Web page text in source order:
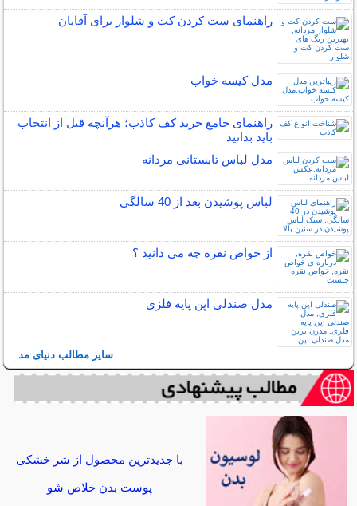
راهنمای ست کردن کت و شلوار برای آقایان
مدل کیسه خواب
راهنمای جامع خرید کف کاذب؛ هرآنچه قبل از انتخاب
باید بدانید
مدل لباس تابستانی مردانه
لباس پوشیدن بعد از 40 سالگی
از خواص نقره چه می دانید ؟
مدل صندلی اپن پایه فلزی
سایر مطالب دنیای مد
با جدیدترین محصول از شر خشکی
پوست بدن خلاص شو